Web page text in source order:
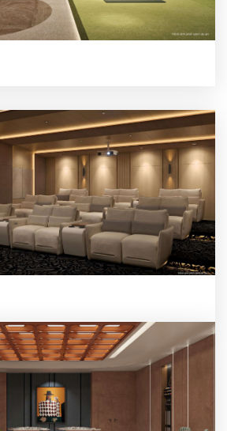
Phòng Golf 3D
Phòng chiếu phim